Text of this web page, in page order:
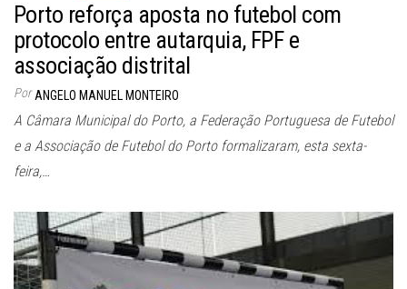
Porto reforça aposta no futebol com
protocolo entre autarquia, FPF e
associação distrital
Por ANGELO MANUEL MONTEIRO
A Câmara Municipal do Porto, a Federação Portuguesa de Futebol
e a Associação de Futebol do Porto formalizaram, esta sexta-
feira,…